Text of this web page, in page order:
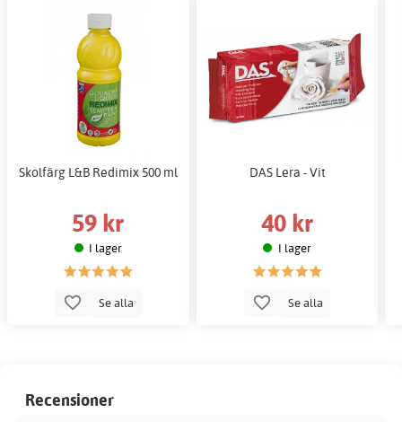
Skolfärg L&B Redimix 500 ml
59 kr
I lager
Se alla
DAS Lera - Vit
40 kr
I lager
Se alla
Recensioner